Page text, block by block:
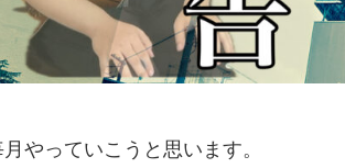
やっていこうと思います。